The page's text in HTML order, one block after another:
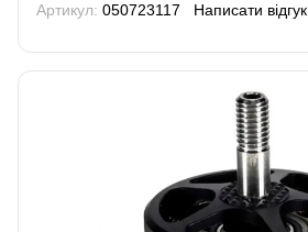
Артикул: 050723117 Написати відгук